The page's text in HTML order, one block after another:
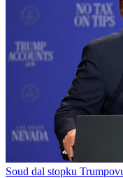
Soud dal stopku